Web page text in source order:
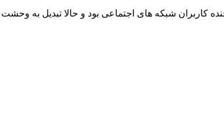
کاربران شبکه های اجتماعی بود و حالا تبدیل به